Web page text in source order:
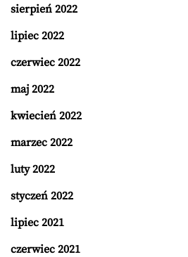
sierpień 2022
lipiec 2022
czerwiec 2022
maj 2022
kwiecień 2022
marzec 2022
luty 2022
styczeń 2022
lipiec 2021
czerwiec 2021